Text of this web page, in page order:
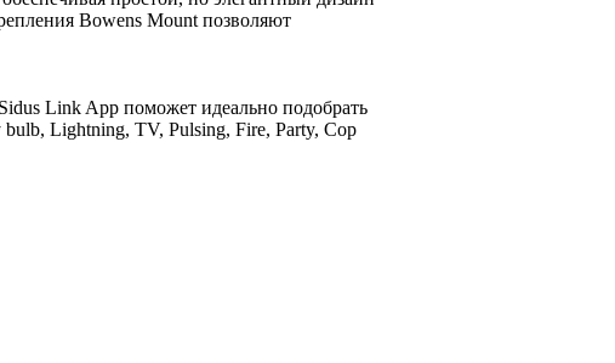
Bowens Mount позволяют
Link App поможет идеально подобрать
Lightning, TV, Pulsing, Fire, Party, Cop